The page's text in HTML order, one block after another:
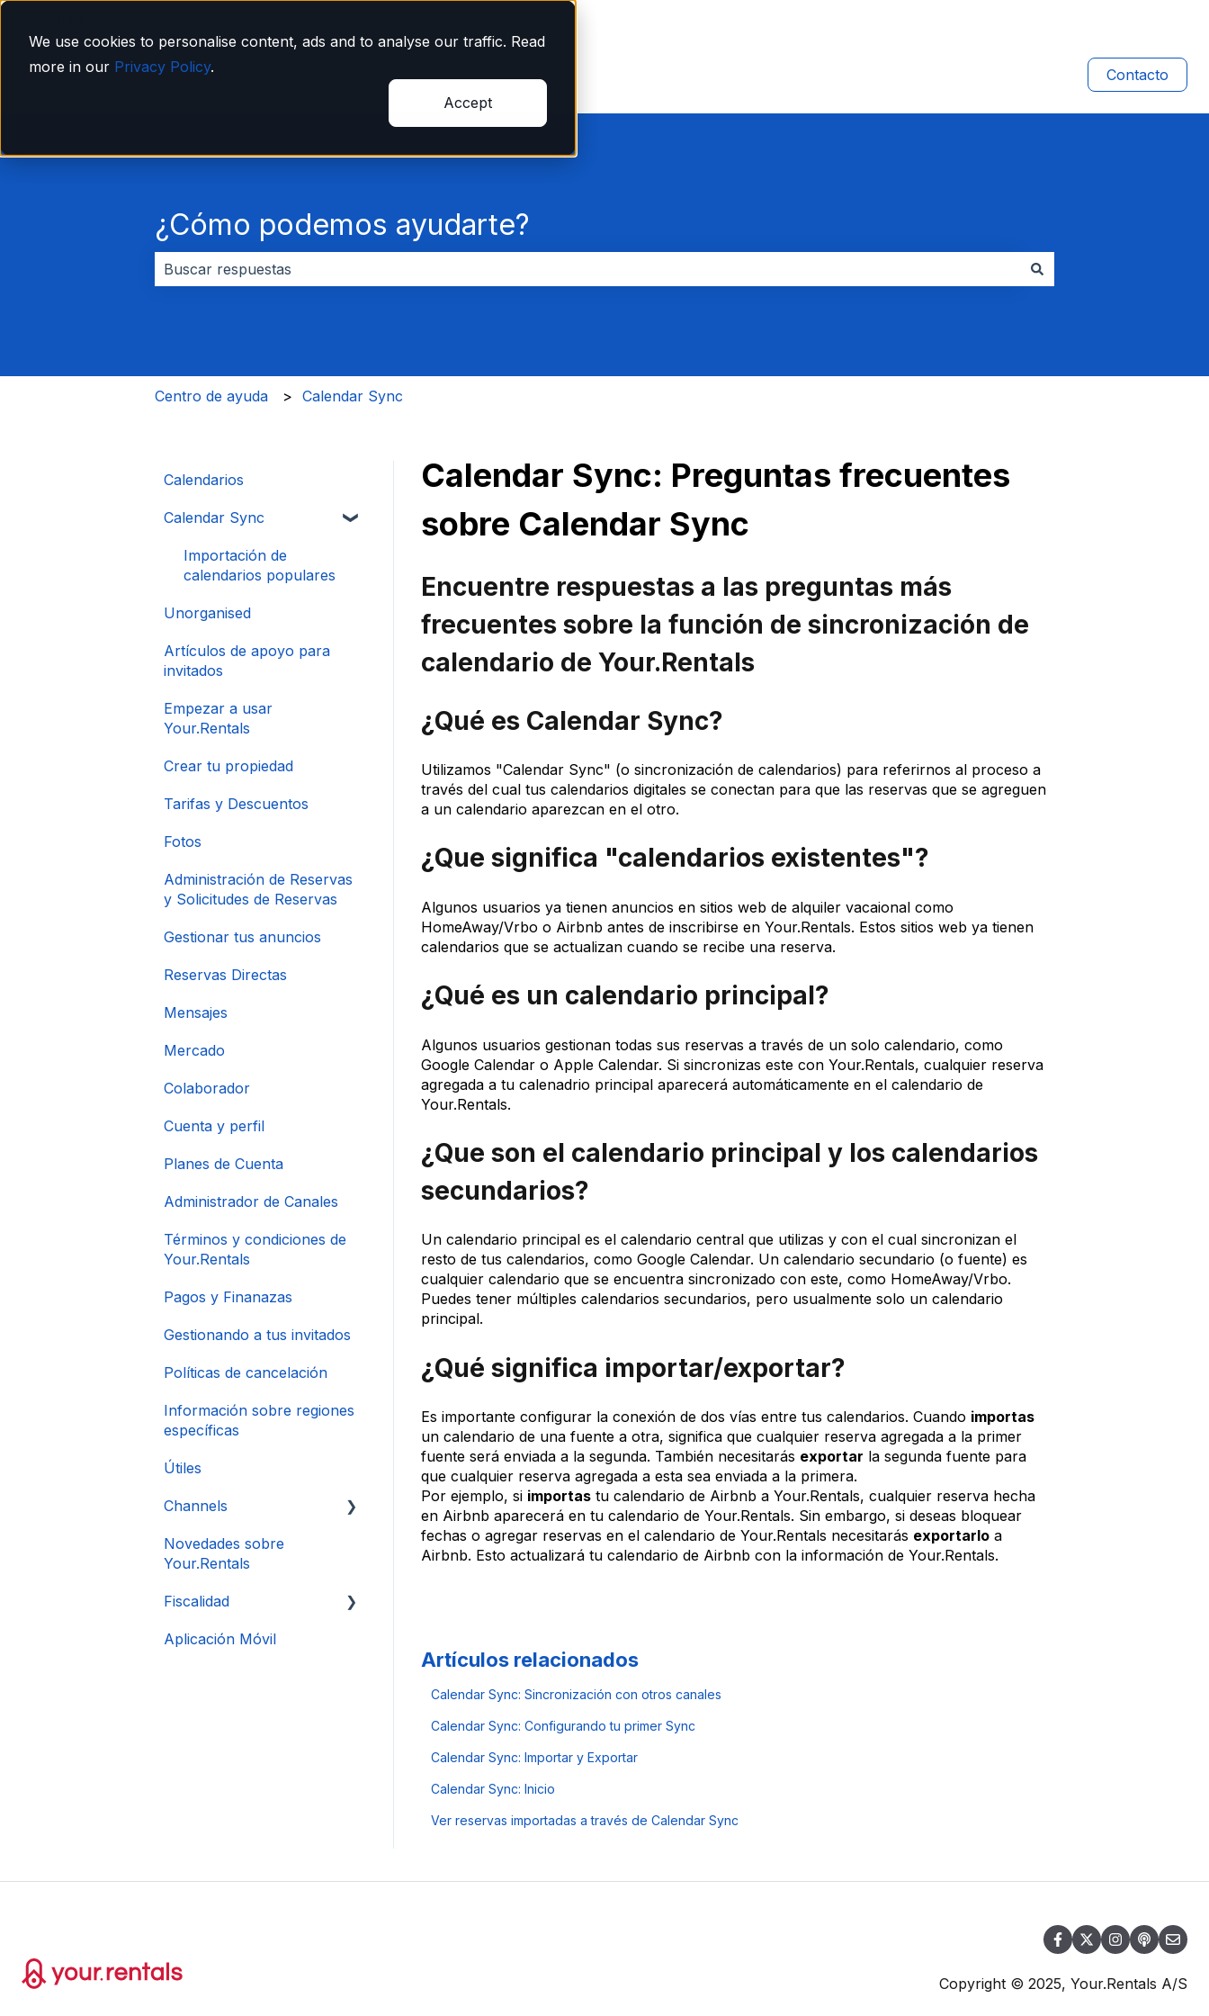
We use cookies to personalise content, ads and to analyse our traffic. Read
more in our Privacy Policy.
Accept
Contacto
¿Cómo podemos ayudarte?
Centro de ayuda Calendar Sync
Calendar Sync: Preguntas frecuentes
sobre Calendar Sync
Encuentre respuestas a las preguntas más
frecuentes sobre la función de sincronización de
calendario de Your.Rentals
¿Qué es Calendar Sync?
Utilizamos "Calendar Sync" (o sincronización de calendarios) para referirnos al proceso a
través del cual tus calendarios digitales se conectan para que las reservas que se agreguen
a un calendario aparezcan en el otro.
¿Que significa "calendarios existentes"?
Algunos usuarios ya tienen anuncios en sitios web de alquiler vacaional como
HomeAway/Vrbo o Airbnb antes de inscribirse en Your.Rentals. Estos sitios web ya tienen
calendarios que se actualizan cuando se recibe una reserva.
¿Qué es un calendario principal?
Algunos usuarios gestionan todas sus reservas a través de un solo calendario, como
Google Calendar o Apple Calendar. Si sincronizas este con Your.Rentals, cualquier reserva
agregada a tu calenadrio principal aparecerá automáticamente en el calendario de
Your.Rentals.
¿Que son el calendario principal y los calendarios
secundarios?
Un calendario principal es el calendario central que utilizas y con el cual sincronizan el
resto de tus calendarios, como Google Calendar. Un calendario secundario (o fuente) es
cualquier calendario que se encuentra sincronizado con este, como HomeAway/Vrbo.
Puedes tener múltiples calendarios secundarios, pero usualmente solo un calendario
principal.
¿Qué significa importar/exportar?
Es importante configurar la conexión de dos vías entre tus calendarios. Cuando importas
un calendario de una fuente a otra, significa que cualquier reserva agregada a la primer
fuente será enviada a la segunda. También necesitarás exportar la segunda fuente para
que cualquier reserva agregada a esta sea enviada a la primera.
Por ejemplo, si importastu calendario de Airbnb a Your.Rentals, cualquier reserva hecha
en Airbnb aparecerá en tu calendario de Your.Rentals. Sin embargo, si deseas bloquear
fechas o agregar reservas en el calendario de Your.Rentals necesitarás exportarloa
Airbnb. Esto actualizará tu calendario de Airbnb con la información de Your.Rentals.
Artículos relacionados
Calendar Sync: Sincronización con otros canales
Calendar Sync: Configurando tu primer Sync
Calendar Sync: Importar y Exportar
Calendar Sync: Inicio
Ver reservas importadas a través de Calendar Sync
Calendarios
Calendar Sync
Importación de
calendarios populares
Unorganised
Artículos de apoyo para
invitados
Empezar a usar
Your.Rentals
Crear tu propiedad
Tarifas y Descuentos
Fotos
Administración de Reservas
y Solicitudes de Reservas
Gestionar tus anuncios
Reservas Directas
Mensajes
Mercado
Colaborador
Cuenta y perfil
Planes de Cuenta
Administrador de Canales
Términos y condiciones de
Your.Rentals
Pagos y Finanazas
Gestionando a tus invitados
Políticas de cancelación
Información sobre regiones
específicas
Útiles
Channels
Conexión de Cuenta
Novedades sobre
Your.Rentals
Fiscalidad
DAC 7
Aplicación Móvil
Copyright © 2025, Your.Rentals A/S